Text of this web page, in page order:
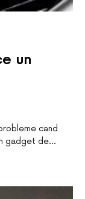
un
cand
gadget de…